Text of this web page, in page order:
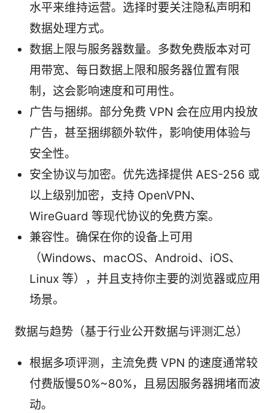
水平来维持运营。选择时要关注隐私声明和
数据处理方式。
数据上限与服务器数量。多数免费版本对可
用带宽、每日数据上限和服务器位置有限
制，这会影响速度和可用性。
广告与捆绑。部分免费 VPN 会在应用内投放
广告，甚至捆绑额外软件，影响使用体验与
安全性。
安全协议与加密。优先选择提供 AES-256 或
以上级别加密，支持 OpenVPN、
WireGuard 等现代协议的免费方案。
兼容性。确保在你的设备上可用
（Windows、macOS、Android、iOS、
Linux 等），并且支持你主要的浏览器或应用
场景。
数据与趋势（基于行业公开数据与评测汇总）
根据多项评测，主流免费 VPN 的速度通常较
付费版慢50%~80%，且易因服务器拥堵而波
动。